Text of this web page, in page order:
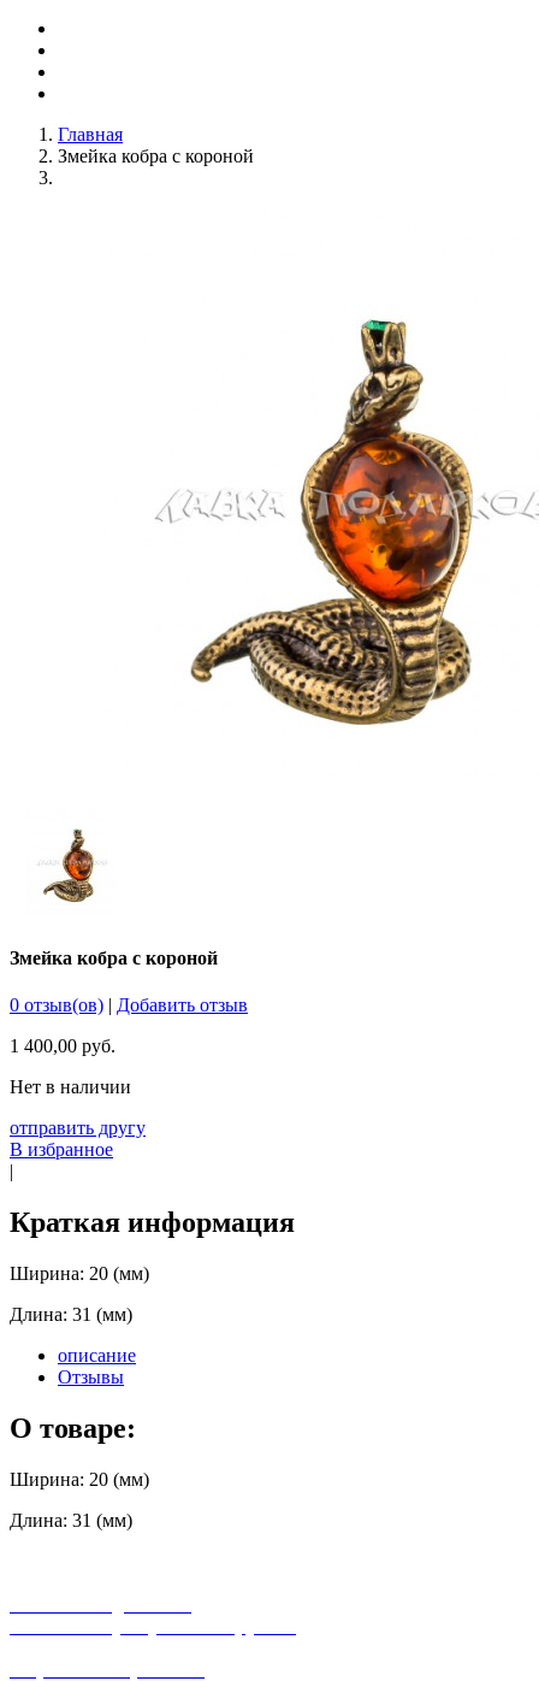
Главная
Змейка кобра с короной
Змейка кобра с короной
0 отзыв(ов) | Добавить отзыв
1 400,00 руб.
Нет в наличии
отправить другу
В избранное
|
Краткая информация
Ширина: 20 (мм)
Длина: 31 (мм)
описание
Отзывы
О товаре:
Ширина: 20 (мм)
Длина: 31 (мм)